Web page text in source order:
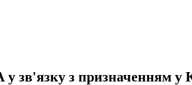
зв'язку з призначенням у